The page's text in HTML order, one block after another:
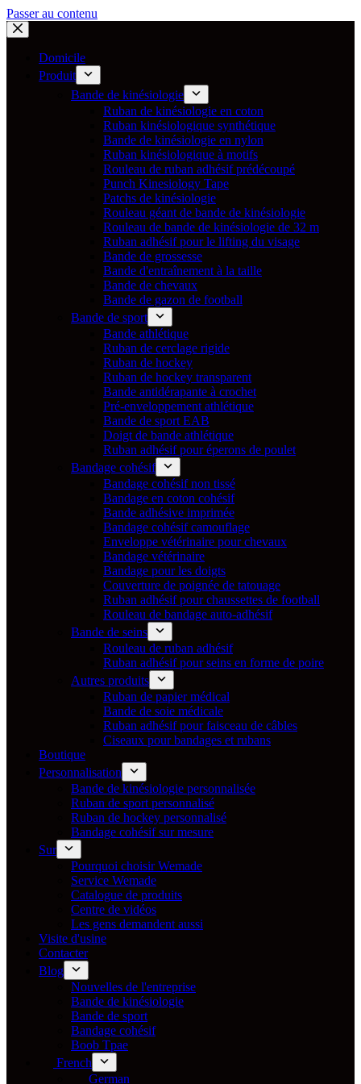
Passer au contenu
Domicile
Produit
Bande de kinésiologie
Ruban de kinésiologie en coton
Ruban kinésiologique synthétique
Bande de kinésiologie en nylon
Ruban kinésiologique à motifs
Rouleau de ruban adhésif prédécoupé
Punch Kinesiology Tape
Patchs de kinésiologie
Rouleau géant de bande de kinésiologie
Rouleau de bande de kinésiologie de 32 m
Ruban adhésif pour le lifting du visage
Bande de grossesse
Bande d'entraînement à la taille
Bande de chevaux
Bande de gazon de football
Bande de sport
Bande athlétique
Ruban de cerclage rigide
Ruban de hockey
Ruban de hockey transparent
Bande antidérapante à crochet
Pré-enveloppement athlétique
Bande de sport EAB
Doigt de bande athlétique
Ruban adhésif pour éperons de poulet
Bandage cohésif
Bandage cohésif non tissé
Bandage en coton cohésif
Bande adhésive imprimée
Bandage cohésif camouflage
Enveloppe vétérinaire pour chevaux
Bandage vétérinaire
Bandage pour les doigts
Couverture de poignée de tatouage
Ruban adhésif pour chaussettes de football
Rouleau de bandage auto-adhésif
Bande de seins
Rouleau de ruban adhésif
Ruban adhésif pour seins en forme de poire
Autres produits
Ruban de papier médical
Bande de soie médicale
Ruban adhésif pour faisceau de câbles
Ciseaux pour bandages et rubans
Boutique
Personnalisation
Bande de kinésiologie personnalisée
Ruban de sport personnalisé
Ruban de hockey personnalisé
Bandage cohésif sur mesure
Sur
Pourquoi choisir Wemade
Service Wemade
Catalogue de produits
Centre de vidéos
Les gens demandent aussi
Visite d'usine
Contacter
Blog
Nouvelles de l'entreprise
Bande de kinésiologie
Bande de sport
Bandage cohésif
Boob Tpae
French
German